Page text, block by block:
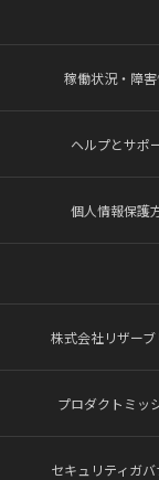
稼働状況・障
ヘルプとサポ
個人情報保護
株式会社リザーブ
プロダクトミッ
セキュリティガバ